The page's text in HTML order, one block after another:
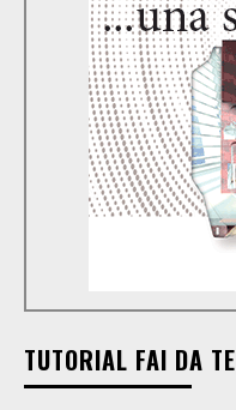
TUTORIAL FAI DA TE